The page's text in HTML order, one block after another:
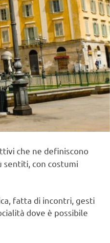
che ne definiscono
sentiti, con costumi
fatta di incontri, gesti
dove è possibile